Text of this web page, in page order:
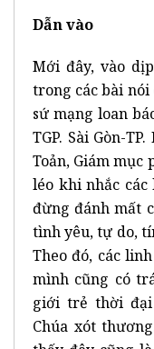
Dẫn vào
Mới đây, vào
trong các bài nói
sứ mạng loan
TGP. Sài Gòn-
Toản, Giám mục
léo khi nhắc
đừng đánh mất
tình yêu, tự do,
Theo đó, các
mình cũng có
giới trẻ thời
Chúa xót